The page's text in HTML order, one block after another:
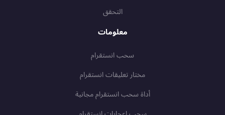
التحقق
معلومات
سحب انستقرام
مختار تعليقات انستقرام
أداة سحب انستقرام مجانية